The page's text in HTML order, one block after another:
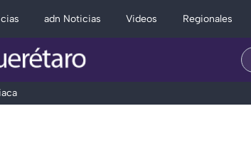
adn Noticias Videos Regionales